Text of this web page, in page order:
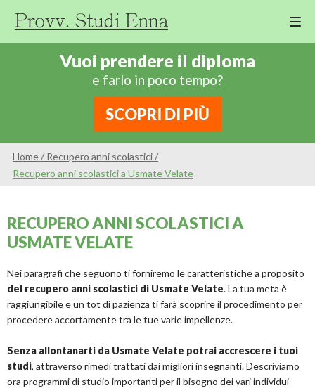
Vuoi prendere il diploma
e farlo in poco tempo?
SCOPRI DI PIÙ
Home/ Recupero anni scolastici/
Recupero anni scolastici a Usmate Velate
RECUPERO ANNI SCOLASTICI A
USMATE VELATE
Nei paragrafi che seguono ti forniremo le caratteristiche a proposito
del recupero anni scolastici di Usmate Velate. La tua meta è
raggiungibile e un tot di pazienza ti farà scoprire il procedimento per
procedere accortamente tra le tue varie impellenze.
Senza allontanarti da Usmate Velate potrai accrescere i tuoi
studi, attraverso rimedi trattati dai migliori insegnanti. Descriviamo
ora programmi di studio importanti per il bisogno dei vari individui